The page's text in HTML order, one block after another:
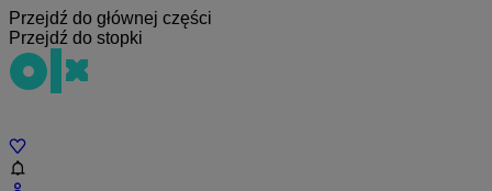
Przejdź do głównej części
Przejdź do stopki